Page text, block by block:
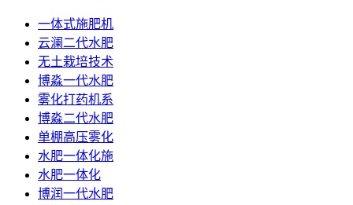
一体式施肥机
云澜二代水肥
无土栽培技术
博淼一代水肥
雾化打药机系
博淼二代水肥
单棚高压雾化
水肥一体化施
水肥一体化
博润一代水肥